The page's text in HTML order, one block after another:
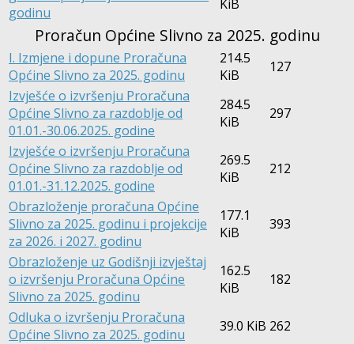
godinu
KiB
Proračun Općine Slivno za 2025. godinu
I. Izmjene i dopune Proračuna
Općine Slivno za 2025. godinu
214.5
KiB
127
Izvješće o izvršenju Proračuna
Općine Slivno za razdoblje od
01.01.-30.06.2025. godine
284.5
KiB
297
Izvješće o izvršenju Proračuna
Općine Slivno za razdoblje od
01.01.-31.12.2025. godine
269.5
KiB
212
Obrazloženje proračuna Općine
Slivno za 2025. godinu i projekcije
za 2026. i 2027. godinu
177.1
KiB
393
Obrazloženje uz Godišnji izvještaj
o izvršenju Proračuna Općine
Slivno za 2025. godinu
162.5
KiB
182
Odluka o izvršenju Proračuna
Općine Slivno za 2025. godinu
39.0 KiB 262